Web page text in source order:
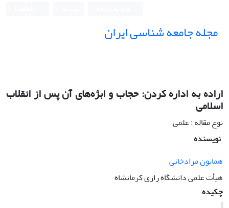
مجله جامعه شناسی ایران
اراده به اداره کردن: حجاب و ابژه‌های آن پس از انقلاب
اسلامی
نوع مقاله : علمی
نویسنده
همایون مرادخانی
هیأت علمی دانشگاه رازی کرمانشاه
چکیده